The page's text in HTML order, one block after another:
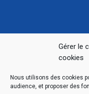
Gérer le
cookies
Nous utilisons des cookies
audience, et proposer des